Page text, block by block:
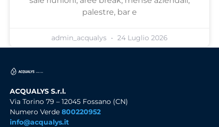
palestre, bar e
admin_acqualys 24 Luglio 2026
ACQUALYS S.r.l.
Via Torino 79 – 12045 Fossano (CN)
Numero Verde 800220952
info@acqualys.it